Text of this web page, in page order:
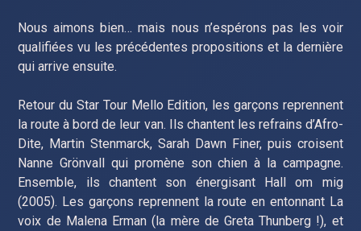
Nous aimons bien… mais nous n’espérons pas les voir
qualifiées vu les précédentes propositions et la dernière
qui arrive ensuite.
Retour du Star Tour Mello Edition, les garçons reprennent
la route à bord de leur van. Ils chantent les refrains d’Afro-
Dite, Martin Stenmarck, Sarah Dawn Finer, puis croisent
Nanne Grönvall qui promène son chien à la campagne.
Ensemble, ils chantent son énergisant Hall om mig
(2005). Les garçons reprennent la route en entonnant La
voix de Malena Erman (la mère de Greta Thunberg !), et